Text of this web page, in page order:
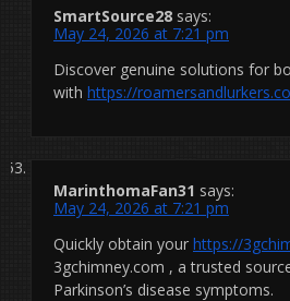
SmartSource28 says:
May 24, 2026 at 7:21 pm
Discover genuine solutions for
with https://
MarinthomaFan31 says:
May 24, 2026 at 7:21 pm
Quickly obtain your https://
3gchimney.com , a trusted
Parkinson’s disease symptoms.